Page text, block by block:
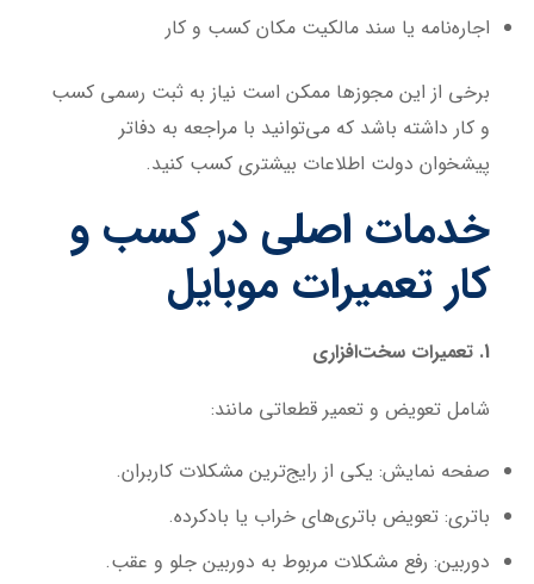
اجاره‌نامه یا سند مالکیت مکان کسب و کار
برخی از این مجوزها ممکن است نیاز به ثبت رسمی کسب
و کار داشته باشد که می‌توانید با مراجعه به دفاتر
پیشخوان دولت اطلاعات بیشتری کسب کنید.
خدمات اصلی در کسب و
کار تعمیرات موبایل
1. تعمیرات سخت‌افزاری
شامل تعویض و تعمیر قطعاتی مانند:
صفحه نمایش: یکی از رایج‌ترین مشکلات کاربران.
باتری: تعویض باتری‌های خراب یا بادکرده.
دوربین: رفع مشکلات مربوط به دوربین جلو و عقب.